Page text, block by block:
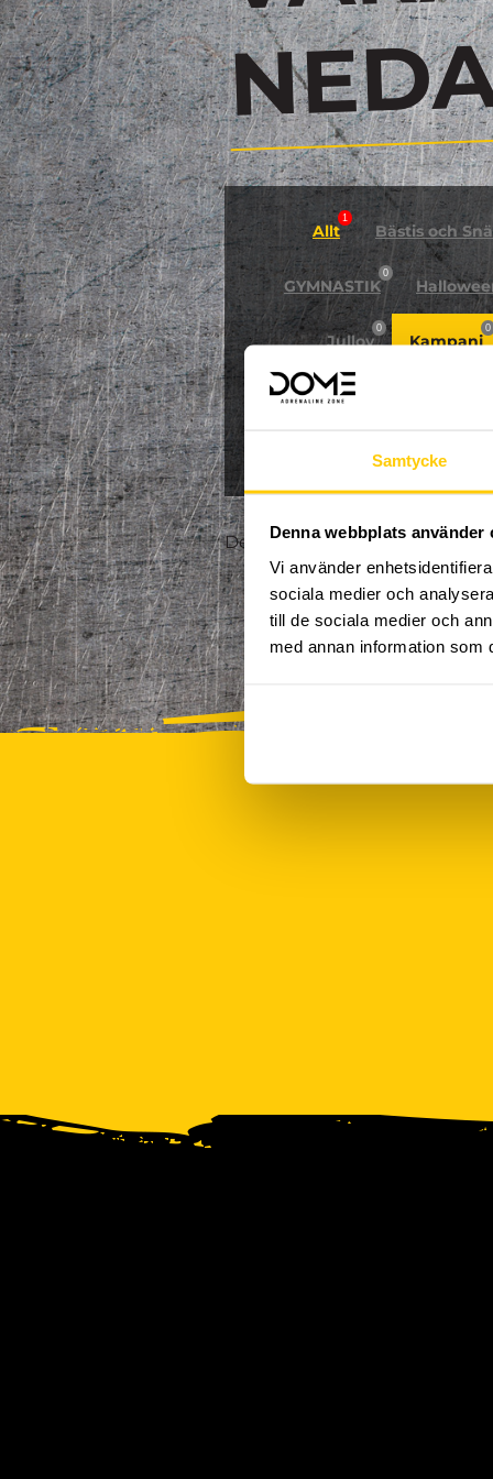
Samtycke
Denna webbplats använder
Vi använder
sociala medier och
till de sociala medier och
med annan information som
Allt
1
Bästis och
GYMNASTIK
0
Jullov
0
Kampanj
0
NPF-Träning
Det finns tyvärr inte några